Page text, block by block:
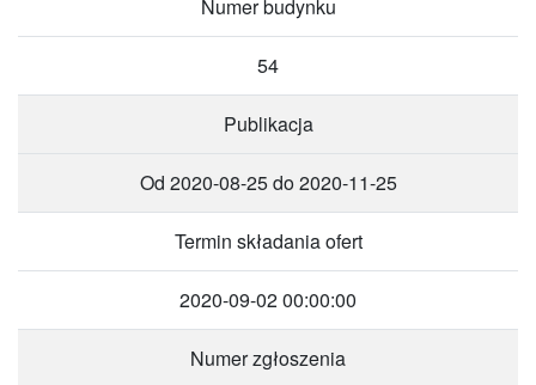
Numer budynku
54
Publikacja
Od 2020-08-25 do 2020-11-25
Termin składania ofert
2020-09-02 00:00:00
Numer zgłoszenia